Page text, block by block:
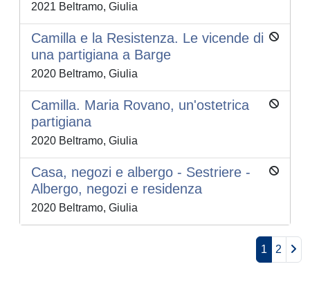
2021 Beltramo, Giulia
Camilla e la Resistenza. Le vicende di
una partigiana a Barge
2020 Beltramo, Giulia
Camilla. Maria Rovano, un'ostetrica
partigiana
2020 Beltramo, Giulia
Casa, negozi e albergo - Sestriere -
Albergo, negozi e residenza
2020 Beltramo, Giulia
1 2